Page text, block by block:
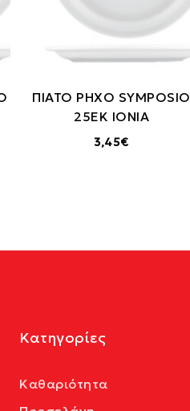
ΠΙΑΤΟ ΡΗΧΟ SYMPOSIO
25ΕΚ IONIA
3,45€
Κατηγορίες
Καθαριότητα